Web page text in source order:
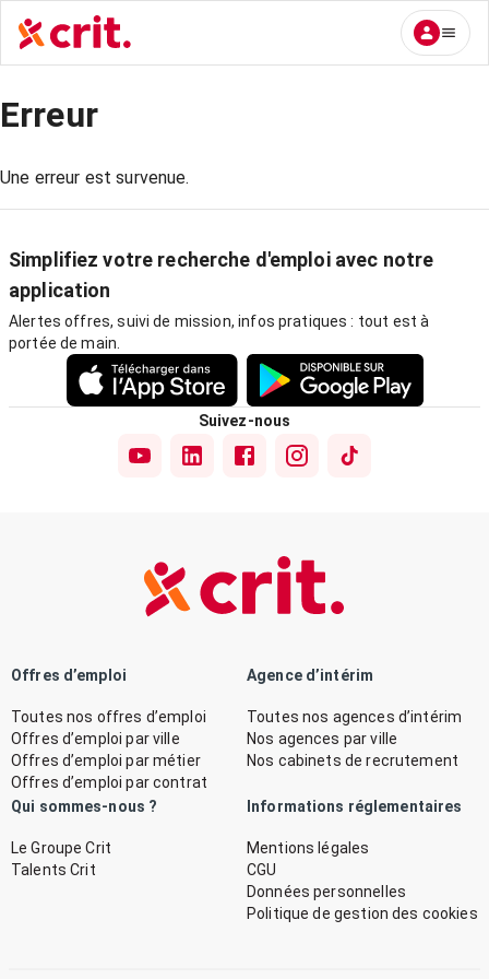
Erreur
Une erreur est survenue.
Simplifiez votre recherche d'emploi avec notre
application
Alertes offres, suivi de mission, infos pratiques : tout est à
portée de main.
Suivez-nous
Offres d’emploi
Toutes nos offres d’emploi
Offres d’emploi par ville
Offres d’emploi par métier
Offres d’emploi par contrat
Agence d’intérim
Toutes nos agences d’intérim
Nos agences par ville
Nos cabinets de recrutement
Qui sommes-nous ?
Le Groupe Crit
Talents Crit
Informations réglementaires
Mentions légales
CGU
Données personnelles
Politique de gestion des cookies